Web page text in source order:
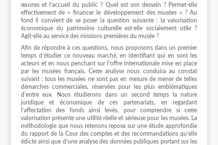
œuvres et l’accueil du public ? Quel est son dessein ? Permet-elle
effectivement de « financer le développement des musées » ? Au
fond il convient de se poser la question suivante : la valorisation
économique du patrimoine culturelle est-elle socialement utile ?
Agit-elle au service des missions premières du musée ?
Afin de répondre à ces questions, nous proposons dans un premier
temps d’étudier ce nouveau marché, en identifiant qui en sont les
acteurs et en nous penchant sur l’offre internationale mise en place
par les musées français. Cette analyse nous conduira au constat
suivant : tous les musées ne sont pas en mesure de mener de telles
démarches commerciales, réservées pour les plus emblématiques
d’entre eux. Nous étudierons dans un second temps la nature
juridique et économique de ces partenariats, en regardant
l’affectation des fonds ainsi levés, pour comprendre si cette
valorisation présente une utilité réelle et sérieuse pour les musées. La
méthodologie que nous retenons repose sur une étude approfondie
du rapport de la Cour des comptes et des recommandations qu’elle
édicte ainsi que d’une analyse des données publiques portant sur les